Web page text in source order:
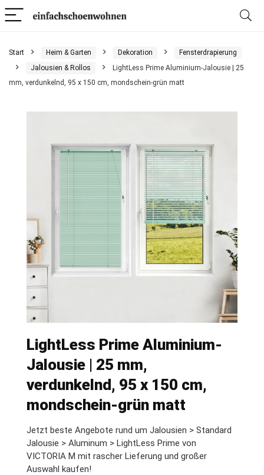
Start Heim & Garten Dekoration
Fensterdrapierung
Jalousien & Rollos
LightLess Prime Aluminium-Jalousie | 25
mm, verdunkelnd, 95 x 150 cm, mondschein-grün matt
LightLess Prime Aluminium-
Jalousie | 25 mm,
verdunkelnd, 95 x 150 cm,
mondschein-grün matt
Jetzt beste Angebote rund um Jalousien > Standard
Jalousie > Aluminum > LightLess Prime von
VICTORIA M mit rascher Lieferung und großer
Auswahl kaufen!